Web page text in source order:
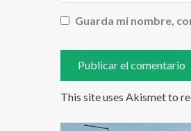
Guarda mi nombre,
This site uses Akismet to